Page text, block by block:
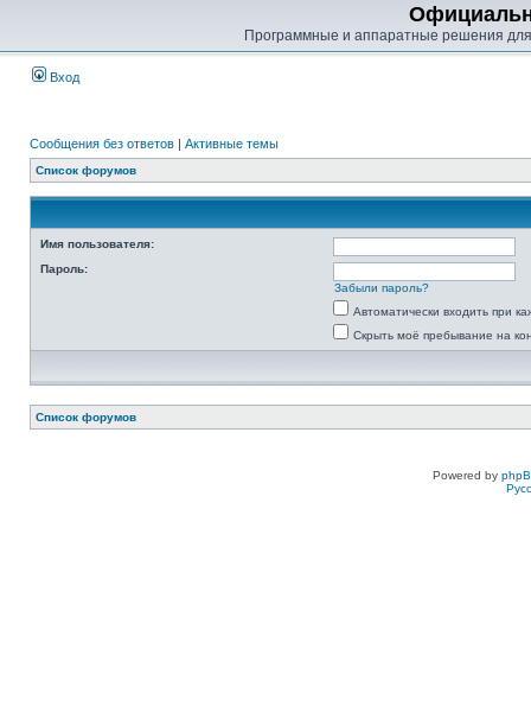
Программные и аппаратные решения
Вход
Сообщения без ответов | Активные темы
Список форумов
Имя пользователя:
Пароль:
Забыли пароль?
Автоматически входить при
Скрыть моё пребывание на
Список форумов
Powered by